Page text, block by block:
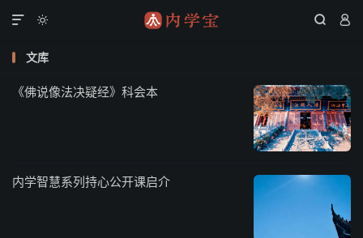
  

文库
《佛说像法决疑经》科会本
内学智慧系列持心公开课启介